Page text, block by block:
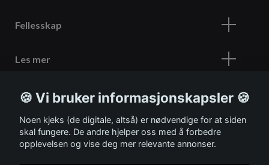
Fellesskap
Les mer
Meld deg på vårt nyhetsbrev
🍪 Vi bruker informasjonskapsler 🍪
Noen kjeks (de digitale, altså) er nødvendige for at siden
skal fungere. De andre hjelper oss med å forbedre
opplevelsen og vise deg mer relevante annonser.